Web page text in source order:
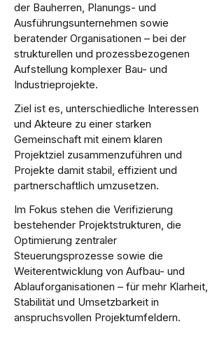
der Bauherren, Planungs- und
Ausführungsunternehmen sowie
beratender Organisationen – bei der
strukturellen und prozessbezogenen
Aufstellung komplexer Bau- und
Industrieprojekte.
Ziel ist es, unterschiedliche Interessen
und Akteure zu einer starken
Gemeinschaft mit einem klaren
Projektziel zusammenzuführen und
Projekte damit stabil, effizient und
partnerschaftlich umzusetzen.
Im Fokus stehen die Verifizierung
bestehender Projektstrukturen, die
Optimierung zentraler
Steuerungsprozesse sowie die
Weiterentwicklung von Aufbau- und
Ablauforganisationen – für mehr Klarheit,
Stabilität und Umsetzbarkeit in
anspruchsvollen Projektumfeldern.